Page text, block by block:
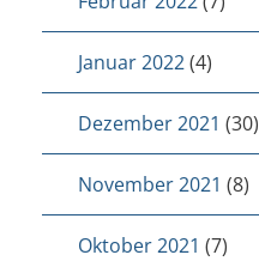
Januar 2022(4)
Dezember 2021 (30)
November 2021 (8)
Oktober 2021 (7)